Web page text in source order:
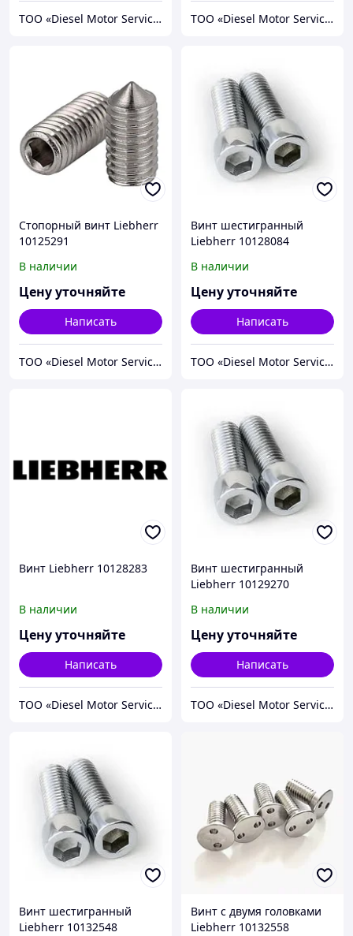
TOO «Diesel Motor Service» TOO «Diesel Motor Service»
Стопорный винт Liebherr
10125291
В наличии
Цену уточняйте
Написать
TOO «Diesel Motor Service»
Винт шестигранный
Liebherr 10128084
В наличии
Цену уточняйте
Написать
TOO «Diesel Motor Service»
Винт Liebherr 10128283
В наличии
Цену уточняйте
Написать
TOO «Diesel Motor Service»
Винт шестигранный
Liebherr 10129270
В наличии
Цену уточняйте
Написать
TOO «Diesel Motor Service»
Винт шестигранный
Liebherr 10132548
Винт с двумя головками
Liebherr 10132558